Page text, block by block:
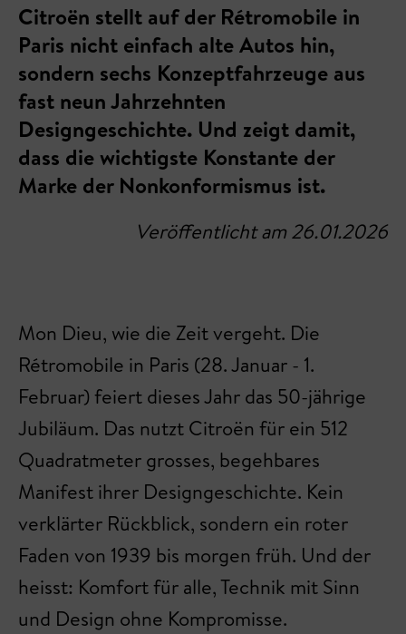
Citroën stellt auf der Rétromobile in
Paris nicht einfach alte Autos hin,
sondern sechs Konzeptfahrzeuge aus
fast neun Jahrzehnten
Designgeschichte. Und zeigt damit,
dass die wichtigste Konstante der
Marke der Nonkonformismus ist.
Veröffentlicht am 26.01.2026
Mon Dieu, wie die Zeit vergeht. Die
Rétromobile in Paris (28. Januar - 1.
Februar) feiert dieses Jahr das 50-jährige
Jubiläum. Das nutzt Citroën für ein 512
Quadratmeter grosses, begehbares
Manifest ihrer Designgeschichte. Kein
verklärter Rückblick, sondern ein roter
Faden von 1939 bis morgen früh. Und der
heisst: Komfort für alle, Technik mit Sinn
und Design ohne Kompromisse.